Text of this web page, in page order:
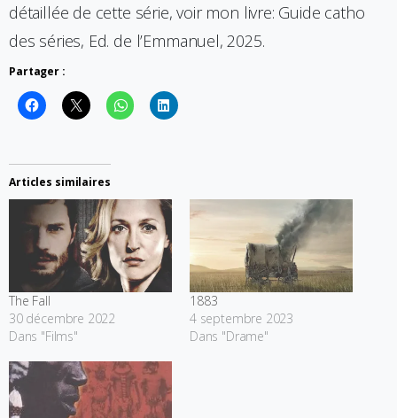
détaillée de cette série, voir mon livre: Guide catho
des séries, Ed. de l’Emmanuel, 2025.
Partager :
Articles similaires
The Fall
30 décembre 2022
Dans "Films"
1883
4 septembre 2023
Dans "Drame"